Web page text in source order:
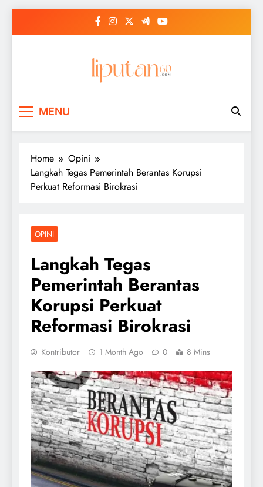
MENU
Home
Opini
Langkah Tegas Pemerintah Berantas Korupsi
Perkuat Reformasi Birokrasi
OPINI
Langkah Tegas
Pemerintah Berantas
Korupsi Perkuat
Reformasi Birokrasi
Kontributor 1 Month Ago 0 8 Mins